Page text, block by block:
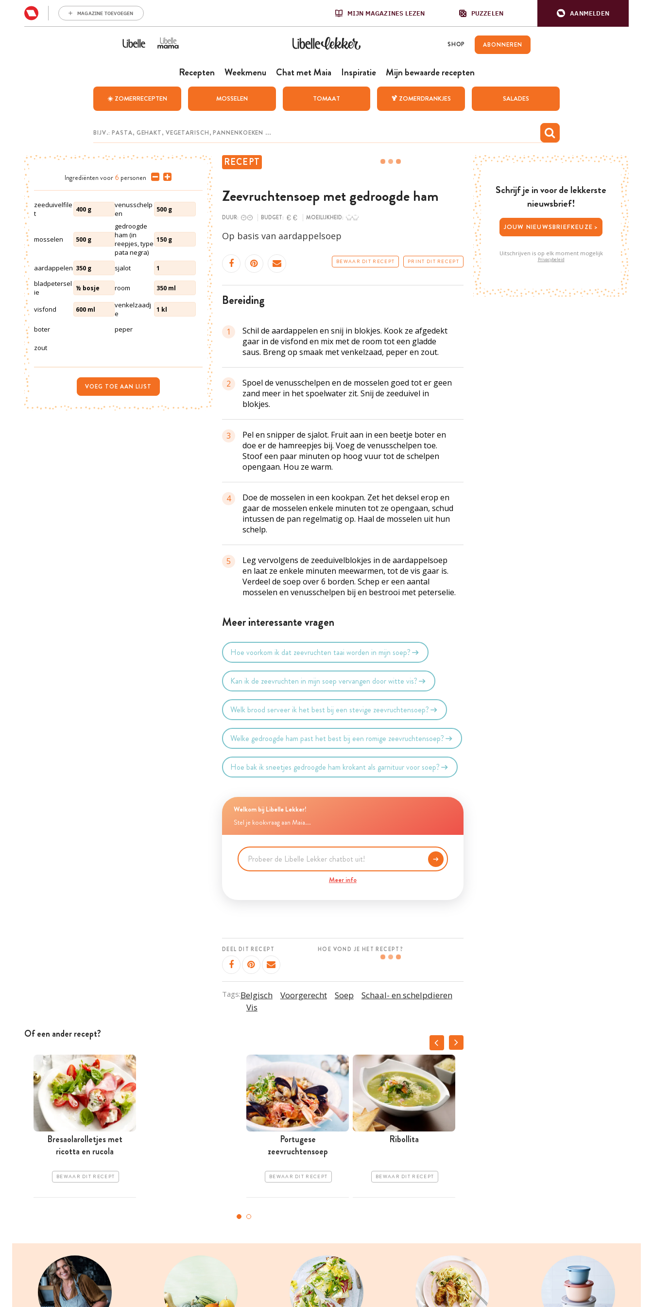
MAGAZINE TOEVOEGEN MIJN MAGAZINES LEZEN PUZZELEN AANMELDEN
SHOP ABONNEREN
Recepten Weekmenu Chat met Maia Inspiratie Mijn bewaarde recepten
☀️ ZOMERRECEPTEN MOSSELEN TOMAAT 🍹 ZOMERDRANKJES SALADES
RECEPT
Zeevruchtensoep met gedroogde ham
DUUR: BUDGET: MOEILIJKHEID:
Op basis van aardappelsoep
BEWAAR DIT RECEPT PRINT DIT RECEPT
bereiding
1
Schil de aardappelen en snij in blokjes. Kook ze afgedekt
gaar in de visfond en mix met de room tot een gladde
saus. Breng op smaak met venkelzaad, peper en zout.
2
Spoel de venusschelpen en de mosselen goed tot er geen
zand meer in het spoelwater zit. Snij de zeeduivel in
blokjes.
3
Pel en snipper de sjalot. Fruit aan in een beetje boter en
doe er de hamreepjes bij. Voeg de venusschelpen toe.
Stoof een paar minuten op hoog vuur tot de schelpen
opengaan. Hou ze warm.
4
Doe de mosselen in een kookpan. Zet het deksel erop en
gaar de mosselen enkele minuten tot ze opengaan, schud
intussen de pan regelmatig op. Haal de mosselen uit hun
schelp.
5
Leg vervolgens de zeeduivelblokjes in de aardappelsoep
en laat ze enkele minuten meewarmen, tot de vis gaar is.
Verdeel de soep over 6 borden. Schep er een aantal
mosselen en venusschelpen bij en bestrooi met peterselie.
Meer interessante vragen
Hoe voorkom ik dat zeevruchten taai worden in mijn soep?
Kan ik de zeevruchten in mijn soep vervangen door witte vis?
Welk brood serveer ik het best bij een stevige zeevruchtensoep?
Welke gedroogde ham past het best bij een romige zeevruchtensoep?
Hoe bak ik sneetjes gedroogde ham krokant als garnituur voor soep?
Welkom bij Libelle Lekker!
Stel je kookvraag aan Maia...
Meer info
DEEL DIT RECEPT HOE VOND JE HET RECEPT?
Tags:Belgisch Voorgerecht Soep
Schaal- en schelpdieren
Vis
Ingrediënten voor 6 personen
zeeduivelfile
t
400 g
venusschelp
en
500 g
mosselen 500 g
gedroogde
ham (in
reepjes, type
pata negra)
150 g
aardappelen 350 g sjalot 1
bladpetersel
ie
½ bosje room 350 ml
visfond 600 ml
venkelzaadj
e
1 kl
boter peper
zout
VOEG TOE AAN LIJST
Of een ander recept?
Bresaolarolletjes met
ricotta en rucola
BEWAAR DIT RECEPT
Portugese
zeevruchtensoep
BEWAAR DIT RECEPT
Ribollita
BEWAAR DIT RECEPT
Schrijf je in voor de lekkerste
nieuwsbrief!
JOUW NIEUWSBRIEFKEUZE >
Uitschrijven is op elk moment mogelijk
Privacybeleid